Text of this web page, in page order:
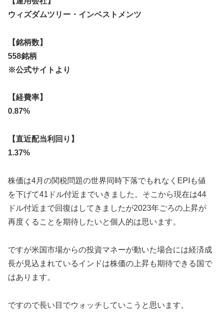
ウィズダムツリー・インベストメンツ
【銘柄数】
558銘柄
※公式サイトより
【経費率】
0.87%
【直近配当利回り】
1.37%
株価は4月の関税問題の世界同時下落でもれなくEPIも値
を下げて41ドル付近までいきました。そこから現在は44
ドル付近まで回復はしてきましたが2023年ごろの上昇が
再度くることを期待したいと個人的は思います。
ですが米国市場からの投資マネーが動いた場合には経済成
長が見込まれているインドは株価の上昇も期待できる国で
はあります。
ですので長い目でウォッチしていこうと思います。